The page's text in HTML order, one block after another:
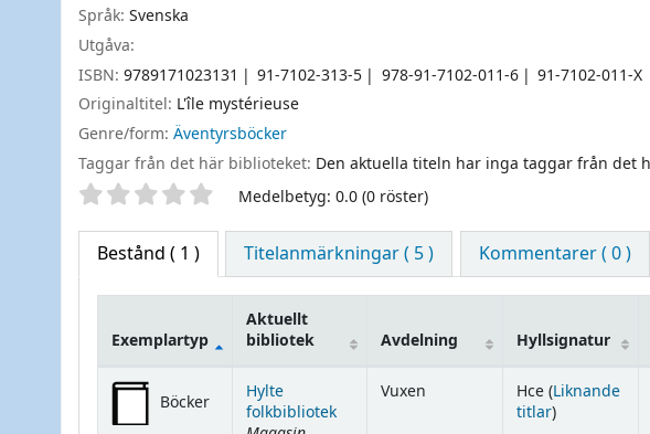
Språk: Svenska
Utgåva:
ISBN: 9789171023131 91-7102-313-5 978-91-7102-011-6
91-7102-011-X
Originaltitel: L'île mystérieuse
Genre/form: Äventyrsböcker
Taggar från det här biblioteket: Den aktuella titeln har inga taggar från det
Betyg Medelbetyg: 0.0 (0 röster)
Bestånd ( 1 ) Titelanmärkningar ( 5 ) Kommentarer ( 0 )
Bestånd
Exemplartyp
Aktuellt
bibliotek
Avdelning Hyllsignatur
Böcker
Hylte
folkbibliotek
Vuxen Hce (Liknande
titlar(Öppnas
)